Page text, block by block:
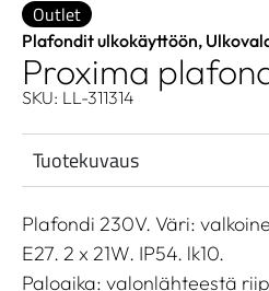
Outlet
Plafondit ulkokäyttöön,
Proxima
SKU: LL-311314
Tuotekuvaus
Plafondi 230V. Väri:
E27. 2 x 21W. IP54. lk10.
Paloaika: valonlähteestä